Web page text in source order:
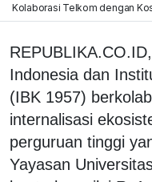
Kolaborasi Telkom dengan
Indonesia dan
(IBK 1957)
internalisasi
perguruan tinggi
Yayasan